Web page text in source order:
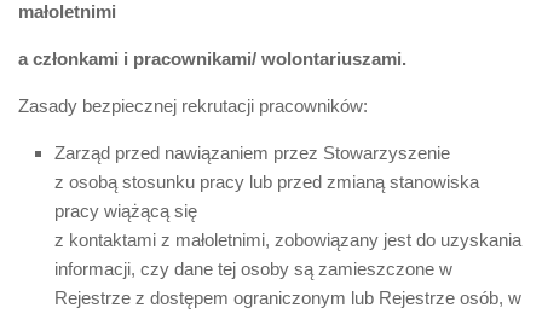
małoletnimi
a członkami i pracownikami/ wolontariuszami.
Zasady bezpiecznej rekrutacji pracowników:
Zarząd przed nawiązaniem przez Stowarzyszenie
z osobą stosunku pracy lub przed zmianą stanowiska
pracy wiążącą się
z kontaktami z małoletnimi, zobowiązany jest do uzyskania
informacji, czy dane tej osoby są zamieszczone w
Rejestrze z dostępem ograniczonym lub Rejestrze osób, w